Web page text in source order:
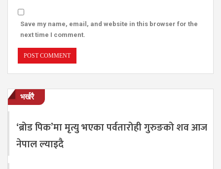
Save my name, email, and website in this browser for the
next time I comment.
भर्खरै
‘ब्रोड पिक’मा मृत्यु भएका पर्वतारोही गुरुङको शव आज
नेपाल ल्याइदै